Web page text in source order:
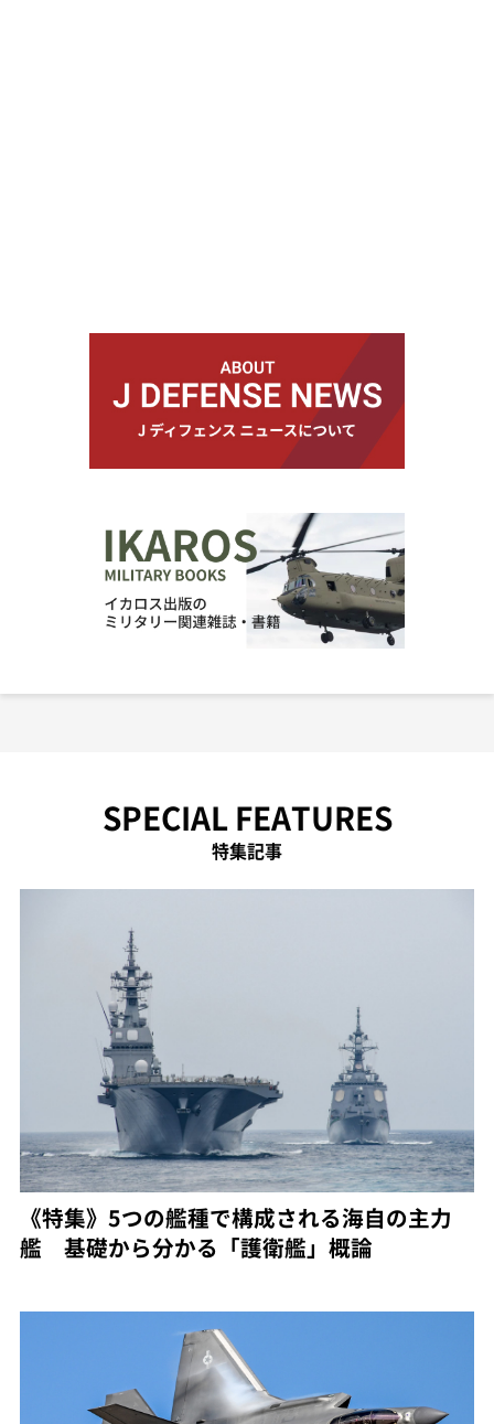
SPECIAL FEATURES
特集記事
《特集》5つの艦種で構成される海自の主力
艦 基礎から分かる「護衛艦」概論